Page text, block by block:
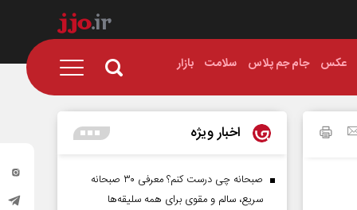
عکس جام جم پلاس سلامت بازار
اخبار ویژه
صبحانه چی درست کنم؟ معرفی ۳۰ صبحانه
سریع، سالم و مقوی برای همه سلیقه‌ها